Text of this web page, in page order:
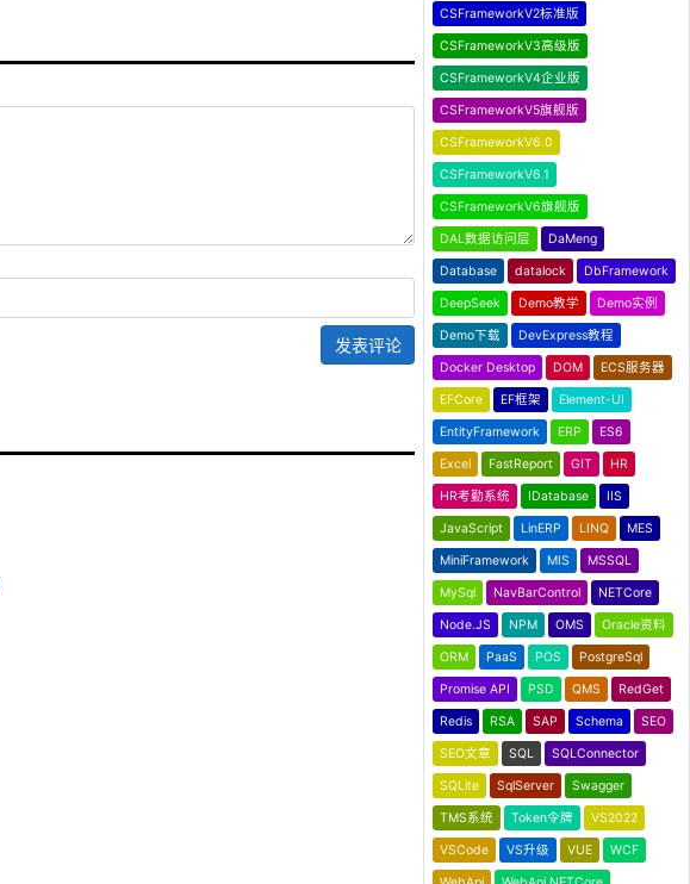
发表评论
CSFrameworkV2标准版
CSFrameworkV3高级版
CSFrameworkV4企业版
CSFrameworkV5旗舰版
CSFrameworkV6.0
CSFrameworkV6.1
CSFrameworkV6旗舰版
DAL数据访问层 DaMeng
Database datalock DbFramework
DeepSeek Demo教学 Demo实例
Demo下载 DevExpress教程
Docker Desktop DOM ECS服务器
EFCore EF框架 Element-UI
EntityFramework ERP ES6
Excel FastReport GIT HR
HR考勤系统 IDatabase IIS
JavaScript LinERP LINQ MES
MiniFramework MIS MSSQL
MySql NavBarControl NETCore
Node.JS NPM OMS Oracle资料
ORM PaaS POS PostgreSql
Promise API PSD QMS RedGet
Redis RSA SAP Schema SEO
SEO文章 SQL SQLConnector
SQLite SqlServer Swagger
TMS系统 Token令牌 VS2022
VSCode VS升级 VUE WCF